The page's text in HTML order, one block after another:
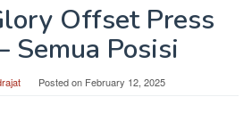
Offset Press
Semua Posisi
Posted on February 12, 2025